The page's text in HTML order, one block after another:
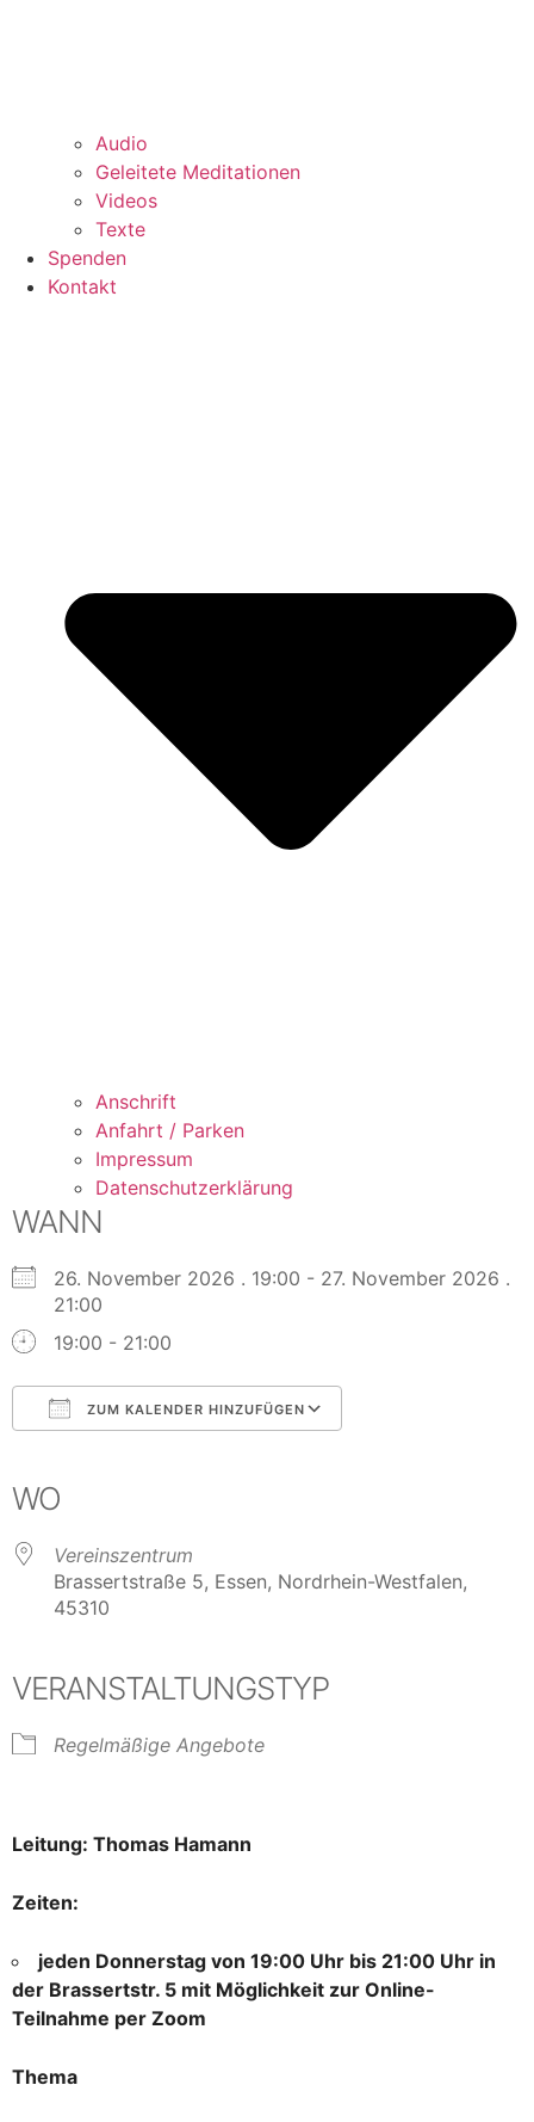
Audio
Geleitete Meditationen
Videos
Texte
Spenden
Kontakt
Anschrift
Anfahrt / Parken
Impressum
Datenschutzerklärung
WANN
26. November 2026 . 19:00 - 27. November 2026 .
21:00
19:00 - 21:00
ZUM KALENDER HINZUFÜGEN
WO
Vereinszentrum
Brassertstraße 5, Essen, Nordrhein-Westfalen,
45310
VERANSTALTUNGSTYP
Regelmäßige Angebote
Leitung: Thomas Hamann
Zeiten:
jeden Donnerstag von 19:00 Uhr bis 21:00 Uhr in
der Brassertstr. 5 mit Möglichkeit zur Online-
Teilnahme per Zoom
Thema